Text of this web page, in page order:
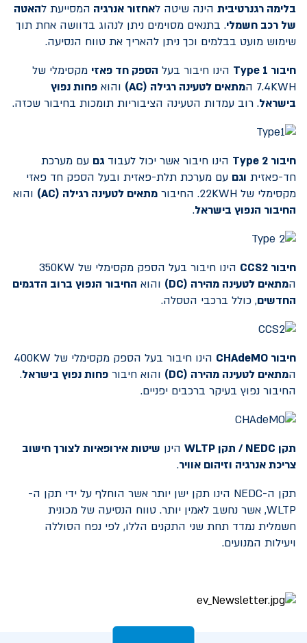
בלימה רגנרטיבית הינה שיטה לאחזור אנרגיה המסייעת להאטה
של רכב חשמלי. בתנאים מסוימים ניתן לנהוג בדוושה אחת תוך
שימוש מועט בבלמים וכך ניתן להאריך את טווח הנסיעה.
חיבור Type 1
הינו חיבור בעל הספק חד פאזי מקסימלי של
7.4KWH ה
מתאים לטעינה רגילה (AC
) והוא פחות נפוץ
בישראל. רוב עמדות הטעינה הציבוריות תומכות בחיבור שכזה.
חיבור Type 2 הינו חיבור אשר יכול לעבודגם עם מערכת
חד-פאזית וגם עם מערכת תלת-פאזית ובעל הספק חד פאזי
מקסימלי של 22KWH. החיבור
מתאים לטעינה רגילה (AC
) והוא
החיבור הנפוץ בישראל.
חיבור CCS2
הינו חיבור בעל הספק מקסימלי של 350KW
המתאים לטעינה מהירה (DC
) והוא החיבור הנפוץ ברוב הדגמים
החדשים, כולל ברכבי הטסלה.
חיבור CHAdeMO
הינו חיבור בעל הספק מקסימלי של 400KW
המתאים לטעינה מהירה (DC
) והוא חיבור פחות נפוץ בישראל.
החיבור נפוץ בעיקר ברכבים יפניים.
תקן NEDC/ תקן WLTP הינן שיטות אירופאיות לצורך חישוב
צריכת אנרגיה וזיהום אוויר.
תקן ה-NEDC הינו תקן ישן יותר אשר הוחלף על ידי תקן ה-
WLTP, אשר נחשב לאמין יותר. טווח הנסיעה של מכונית
חשמלית נמדד תחת שני התקנים הללו, לפי נפח הסוללה
ויעילות המנועים.